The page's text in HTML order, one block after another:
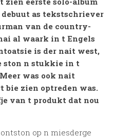
as tekstschriever
van de country-
al waark in t Engels
is der nait west,
ston n stukkie in t
was ook nait
bie zien optreden was.
van t produkt dat nou
op n miesderge